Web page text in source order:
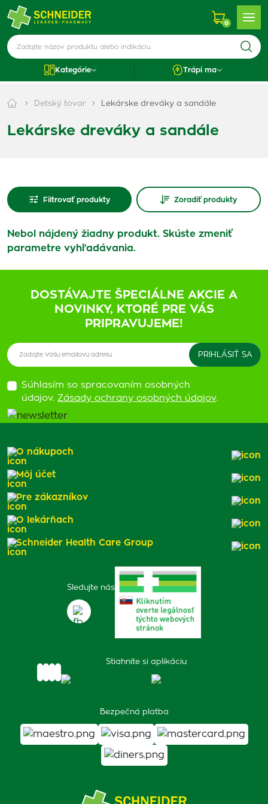
0
Kategórie Trápi ma
Detský tovar Lekárske dreváky a sandále
Lekárske dreváky a sandále
Filtrovať produkty Zoradiť produkty
Nebol nájdený žiadny produkt. Skúste zmeniť
parametre vyhľadávania.
DOSTÁVAJTE ŠPECIÁLNE AKCIE A
NOVINKY, KTORÉ PRE VÁS
PRIPRAVUJEME!
Súhlasím so spracovaním osobných
údajov. Zásady ochrany osobných údajov.
Sledujte nás
Stiahnite si aplikáciu
Bezpečná platba
O nákupoch
Môj účet
Pre zákazníkov
O lekárňach
Schneider Health Care Group